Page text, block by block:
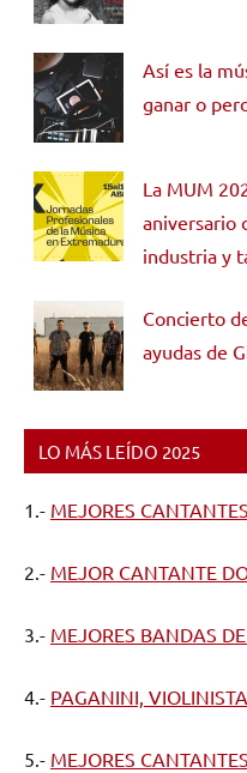
Así es la
ganar o
La MUM
aniversario
industria y
Concierto
ayudas de
LO MÁS LEÍDO 2025
1.- MEJORES
2.- MEJOR CANTANTE
3.- MEJORES BANDAS
4.- PAGANINI,
5.- MEJORES